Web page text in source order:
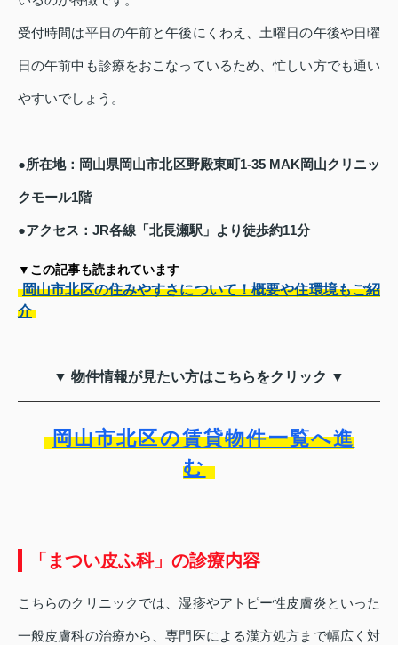
受付時間は平日の午前と午後にくわえ、土曜日の午後や日曜
日の午前中も診療をおこなっているため、忙しい方でも通い
やすいでしょう。
●所在地：岡山県岡山市北区野殿東町1-35 MAK岡山クリニッ
クモール1階
●アクセス：JR各線「北長瀬駅」より徒歩約11分
▼この記事も読まれています
岡山市北区の住みやすさについて！概要や住環境もご紹
介
▼ 物件情報が見たい方はこちらをクリック ▼
岡山市北区の賃貸物件一覧へ進
む
「まつい皮ふ科」の診療内容
こちらのクリニックでは、湿疹やアトピー性皮膚炎といった
一般皮膚科の治療から、専門医による漢方処方まで幅広く対